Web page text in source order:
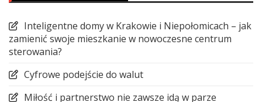
Inteligentne domy w Krakowie i Niepołomicach – jak
zamienić swoje mieszkanie w nowoczesne centrum
sterowania?
Cyfrowe podejście do walut
Miłość i partnerstwo nie zawsze idą w parze